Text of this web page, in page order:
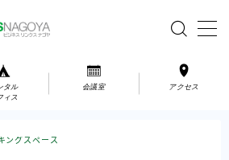
タル
ィス
会議室 アクセス
ングスペース